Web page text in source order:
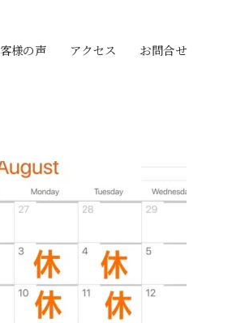
様の声 アクセス お問合せ